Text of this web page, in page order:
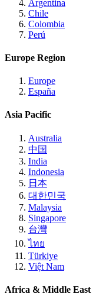
Argentina
Chile
Colombia
Perú
Europe Region
Europe
España
Asia Pacific
Australia
中国
India
Indonesia
日本
대한민국
Malaysia
Singapore
台灣
ไทย
Türkiye
Việt Nam
Africa & Middle East